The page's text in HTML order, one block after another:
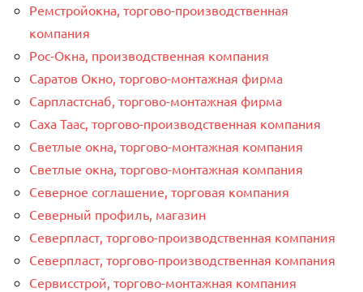
Ремстройокна, торгово-производственная
компания
Рос-Окна, производственная компания
Саратов Окно, торгово-монтажная фирма
Сарпластснаб, торгово-монтажная фирма
Саха Таас, торгово-производственная компания
Светлые окна, торгово-монтажная компания
Светлые окна, торгово-монтажная компания
Северное соглашение, торговая компания
Северный профиль, магазин
Северпласт, торгово-производственная компания
Северпласт, торгово-производственная компания
Сервисстрой, торгово-монтажная компания